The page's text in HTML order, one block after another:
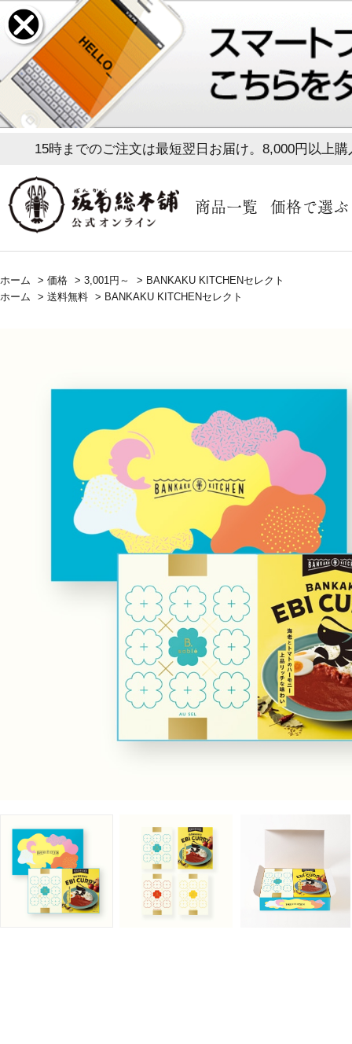
15時までのご注文は最短翌日お届け。8,000円以上
商品一覧 価格で選ぶ
ホーム > 価格 > 3,001円～ > BANKAKU KITCHENセレクト
ホーム
> 送料無料 > BANKAKU KITCHENセレクト